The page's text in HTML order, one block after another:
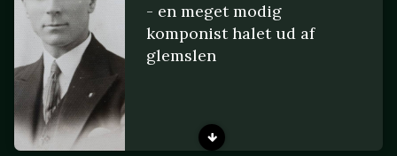
- en meget modig
komponist halet ud af
glemslen